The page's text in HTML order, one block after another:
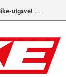
2026: Honda størst